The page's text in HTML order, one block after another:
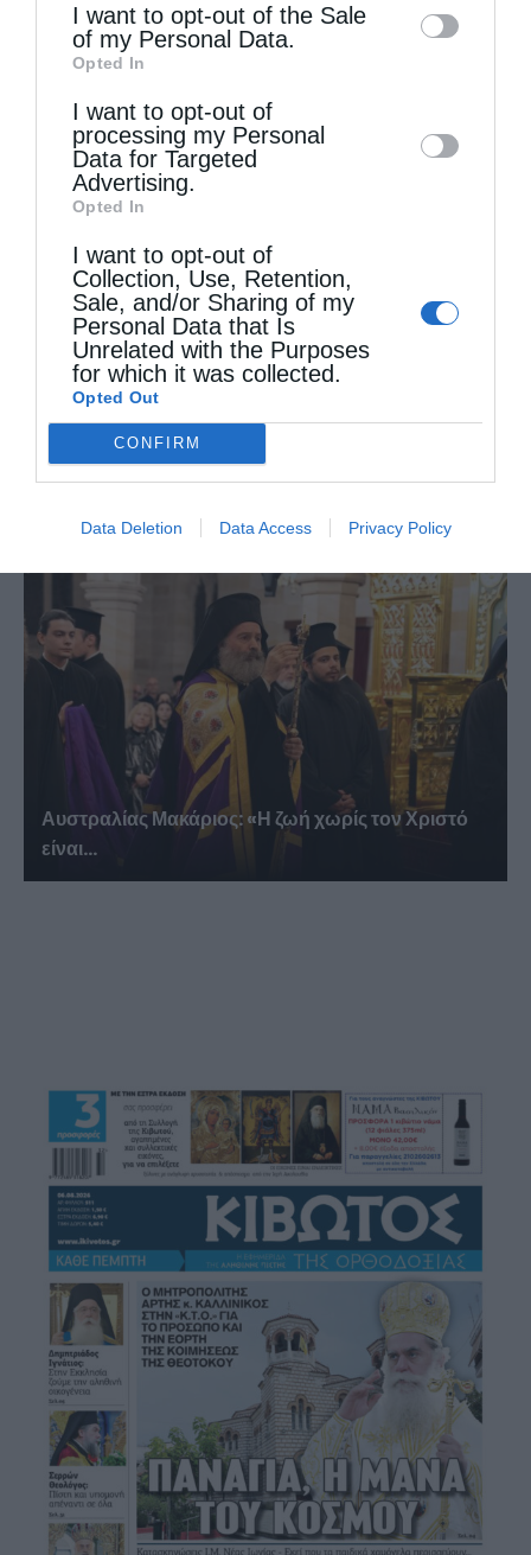
information may also be disclosed by us to
third parties on theIAB’s List of
Downstream Participants
disclose it to other third parties.
I want to opt-out of the Sale
of my Personal Data.
Opted In
I want to opt-out of
processing my Personal
Data for Targeted
Advertising.
Opted In
I want to opt-out of
Collection, Use, Retention,
Sale, and/or Sharing of my
Personal Data that Is
Unrelated with the Purposes
for which it was collected.
Opted Out
CONFIRM
Data Deletion Data Access Privacy Policy
Ιεροσολύμων Θεόφιλος: Να μιμηθούμε την
παρρησία των Αγίων...
Χειροθεσία δεκαπέντε Αναγνωστών από τον
Αυστραλίας Μακάριος: «Η ζωή χωρίς τον Χριστό
είναι...